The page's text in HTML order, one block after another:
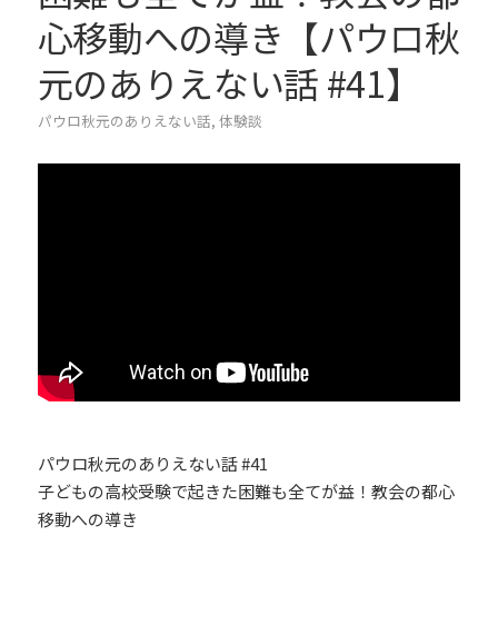
心移動への導き【パウロ秋
元のありえない話 #41】
パウロ秋元のありえない話, 体験談
パウロ秋元のありえない話 #41
子どもの高校受験で起きた困難も全てが益！教会の都心
移動への導き